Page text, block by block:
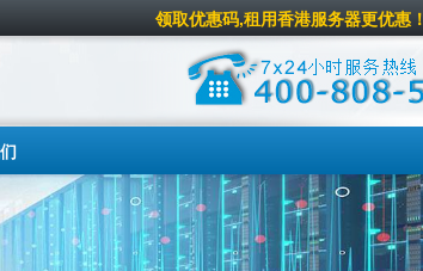
领取优惠码,租用香港服务器更优惠！